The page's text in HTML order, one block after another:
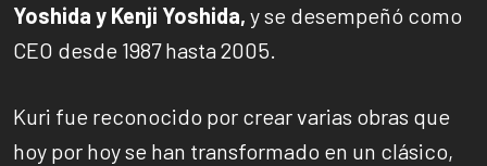
Yoshida y Kenji Yoshida, y se desempeñó como
CEO desde 1987 hasta 2005.
Kuri fue reconocido por crear varias obras que
hoy por hoy se han transformado en un clásico,